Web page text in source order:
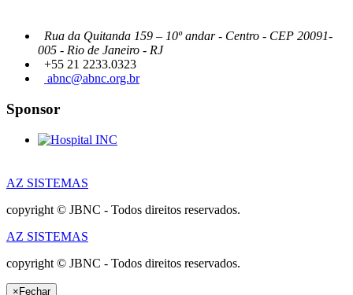
Rua da Quitanda 159 – 10º andar - Centro - CEP 20091-
005 - Rio de Janeiro - RJ
+55 21 2233.0323
abnc@abnc.org.br
Sponsor
AZ SISTEMAS
copyright © JBNC - Todos direitos reservados.
AZ SISTEMAS
copyright © JBNC - Todos direitos reservados.
×Fechar